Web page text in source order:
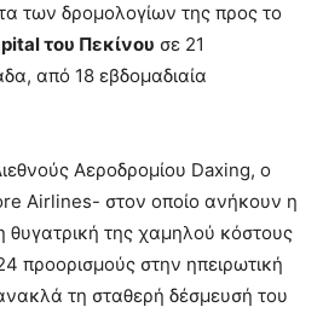
των δρομολογίων της προς το
του Πεκίνου σε 21
από 18 εβδομαδιαία
Αεροδρομίου Daxing, ο
στον οποίο ανήκουν η
της χαμηλού κόστους
προορισμούς στην ηπειρωτική
τη σταθερή δέσμευσή του